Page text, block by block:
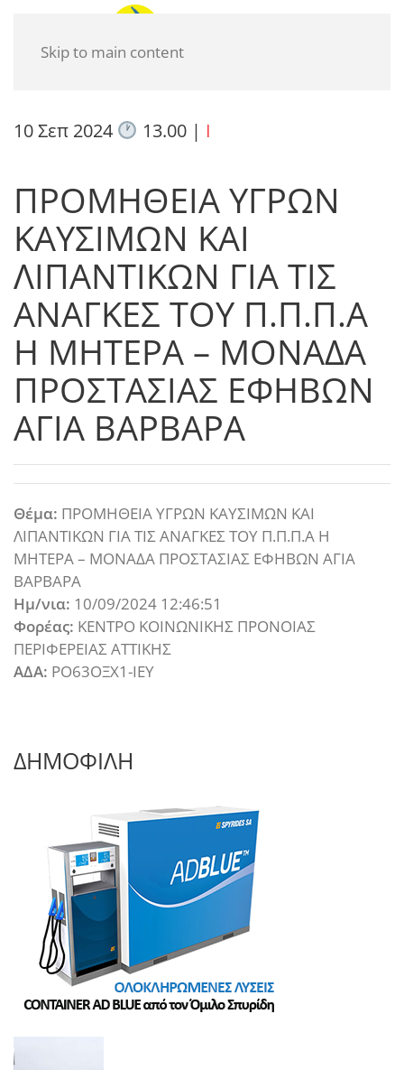
Skip to main content
10 Σεπ 2024 13.00| I
ΠΡΟΜΗΘΕΙΑ ΥΓΡΩΝ
ΚΑΥΣΙΜΩΝ ΚΑΙ
ΛΙΠΑΝΤΙΚΩΝ ΓΙΑ ΤΙΣ
ΑΝΑΓΚΕΣ ΤΟΥ Π.Π.Π.Α
Η ΜΗΤΕΡΑ – ΜΟΝΑΔΑ
ΠΡΟΣΤΑΣΙΑΣ ΕΦΗΒΩΝ
ΑΓΙΑ ΒΑΡΒΑΡΑ
Θέμα: ΠΡΟΜΗΘΕΙΑ ΥΓΡΩΝ ΚΑΥΣΙΜΩΝ ΚΑΙ
ΛΙΠΑΝΤΙΚΩΝ ΓΙΑ ΤΙΣ ΑΝΑΓΚΕΣ ΤΟΥ Π.Π.Π.Α Η
ΜΗΤΕΡΑ – ΜΟΝΑΔΑ ΠΡΟΣΤΑΣΙΑΣ ΕΦΗΒΩΝ ΑΓΙΑ
ΒΑΡΒΑΡΑ
Ημ/νια: 10/09/2024 12:46:51
Φορέας: ΚΕΝΤΡΟ ΚΟΙΝΩΝΙΚΗΣ ΠΡΟΝΟΙΑΣ
ΠΕΡΙΦΕΡΕΙΑΣ ΑΤΤΙΚΗΣ
ΑΔΑ: ΡΟ63ΟΞΧ1-ΙΕΥ
ΔΗΜΟΦΙΛΗ